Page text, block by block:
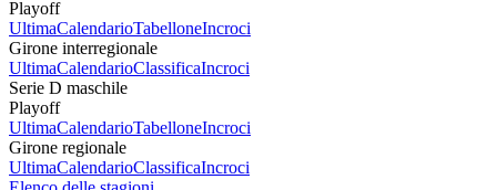
Playoff
UltimaCalendarioTabelloneIncroci
Girone interregionale
UltimaCalendarioClassificaIncroci
Serie D maschile
Playoff
UltimaCalendarioTabelloneIncroci
Girone regionale
UltimaCalendarioClassificaIncroci